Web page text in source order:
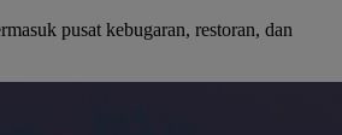
pusat kebugaran, restoran, dan